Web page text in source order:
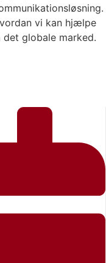
vi kan hjælpe
globale marked.